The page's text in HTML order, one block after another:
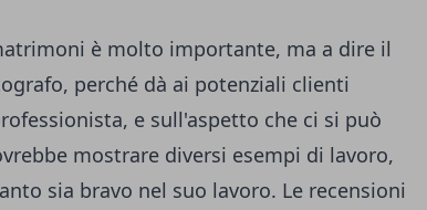
è molto importante, ma a dire il
perché dà ai potenziali clienti
e sull'aspetto che ci si può
mostrare diversi esempi di lavoro,
sia bravo nel suo lavoro. Le recensioni